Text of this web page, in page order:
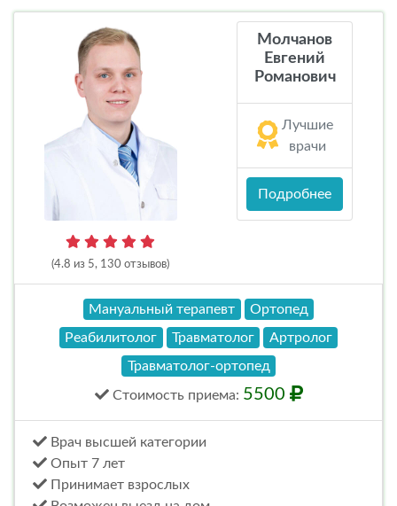
(4.8 из 5, 130 отзывов)
Молчанов
Евгений
Романович
Лучшие
врачи
Подробнее
Мануальный терапевт
Ортопед
Реабилитолог
Травматолог
Артролог
Травматолог-ортопед
Стоимость приема: 5500
Врач высшей категории
Опыт 7 лет
Принимает взрослых